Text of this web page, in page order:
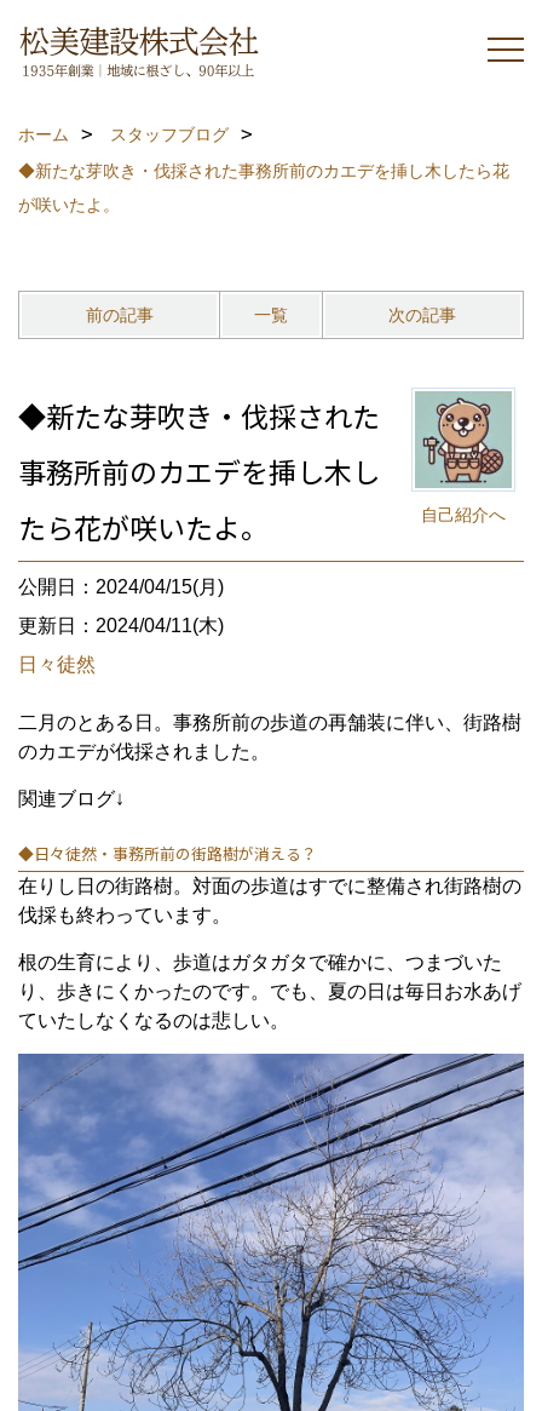
ホーム
スタッフブログ
◆新たな芽吹き・伐採された事務所前のカエデを挿し木したら花
が咲いたよ。
前の記事 一覧 次の記事
自己紹介へ
◆新たな芽吹き・伐採された
事務所前のカエデを挿し木し
たら花が咲いたよ。
公開日：2024/04/15(月)
更新日：2024/04/11(木)
日々徒然
二月のとある日。事務所前の歩道の再舗装に伴い、街路樹
のカエデが伐採されました。
関連ブログ↓
◆日々徒然・事務所前の街路樹が消える？
在りし日の街路樹。対面の歩道はすでに整備され街路樹の
伐採も終わっています。
根の生育により、歩道はガタガタで確かに、つまづいた
り、歩きにくかったのです。でも、夏の日は毎日お水あげ
ていたしなくなるのは悲しい。